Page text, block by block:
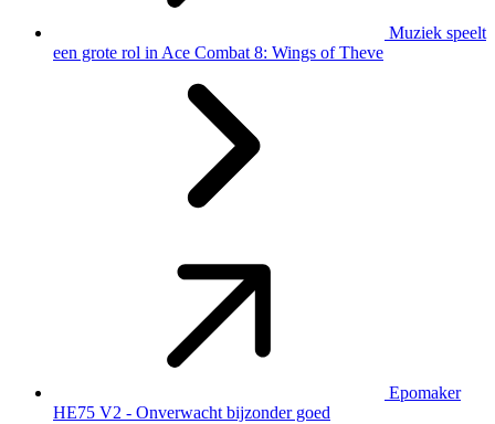
Muziek speelt
een grote rol in Ace Combat 8: Wings of Theve
Epomaker
HE75 V2 - Onverwacht bijzonder goed